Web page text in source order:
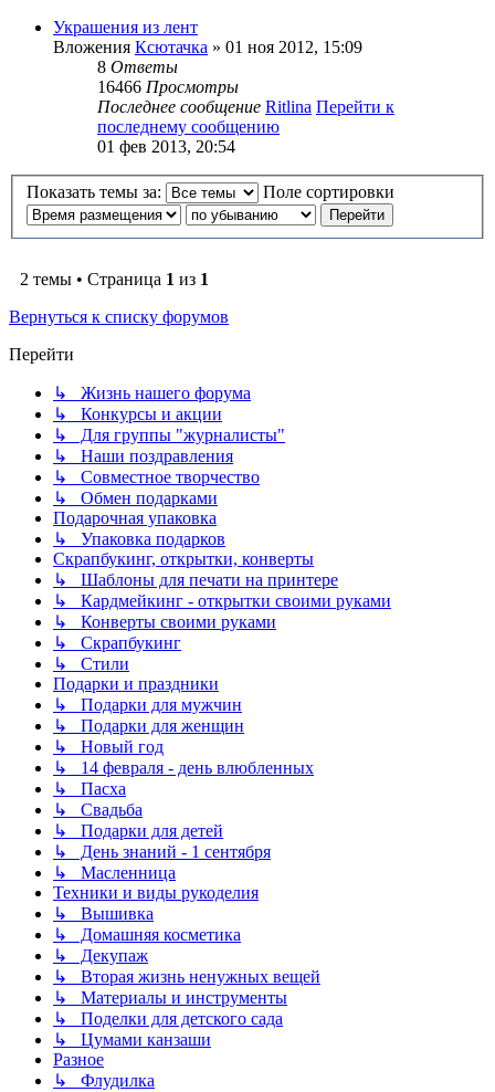
Украшения из лент
Вложения Ксютачка » 01 ноя 2012, 15:09
8 Ответы
16466 Просмотры
Последнее сообщение Ritlina Перейти к
последнему сообщению
01 фев 2013, 20:54
Показать темы за: Поле сортировки
2 темы • Страница 1 из 1
Вернуться к списку форумов
Перейти
↳ Жизнь нашего форума
↳ Конкурсы и акции
↳ Для группы "журналисты"
↳ Наши поздравления
↳ Совместное творчество
↳ Обмен подарками
Подарочная упаковка
↳ Упаковка подарков
Скрапбукинг, открытки, конверты
↳ Шаблоны для печати на принтере
↳ Кардмейкинг - открытки своими руками
↳ Конверты своими руками
↳ Скрапбукинг
↳ Стили
Подарки и праздники
↳ Подарки для мужчин
↳ Подарки для женщин
↳ Новый год
↳ 14 февраля - день влюбленных
↳ Пасха
↳ Свадьба
↳ Подарки для детей
↳ День знаний - 1 сентября
↳ Масленница
Техники и виды рукоделия
↳ Вышивка
↳ Домашняя косметика
↳ Декупаж
↳ Вторая жизнь ненужных вещей
↳ Материалы и инструменты
↳ Поделки для детского сада
↳ Цумами канзаши
Разное
↳ Флудилка